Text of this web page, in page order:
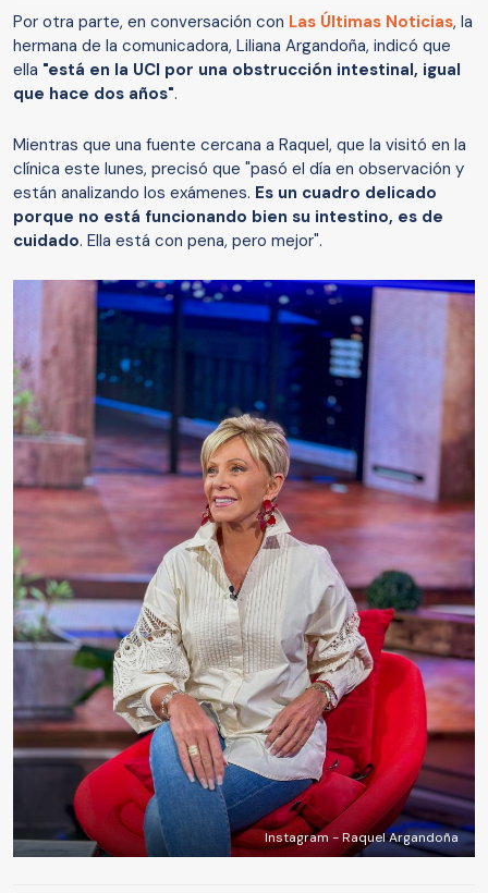
Por otra parte, en conversación con Las Últimas Noticias, la
hermana de la comunicadora, Liliana Argandoña, indicó que
ella "está en la UCI por una obstrucción intestinal, igual
que hace dos años".
Mientras que una fuente cercana a Raquel, que la visitó en la
clínica este lunes, precisó que "pasó el día en observación y
están analizando los exámenes. Es un cuadro delicado
porque no está funcionando bien su intestino, es de
cuidado. Ella está con pena, pero mejor".
Instagram - Raquel Argandoña